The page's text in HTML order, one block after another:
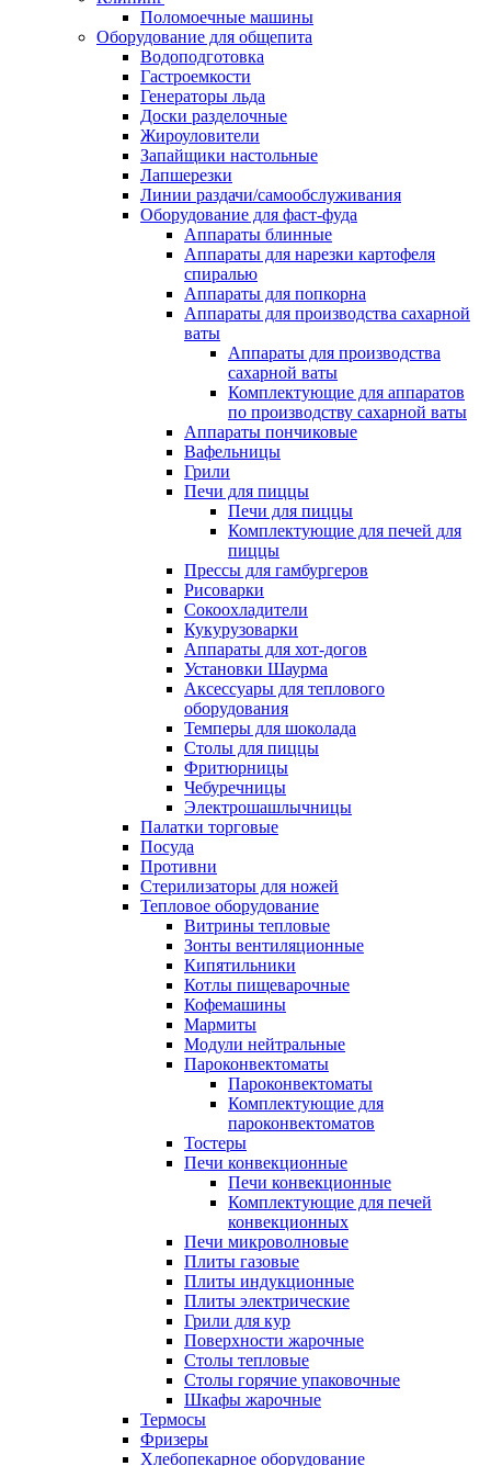
Поломоечные машины
Оборудование для общепита
Водоподготовка
Гастроемкости
Генераторы льда
Доски разделочные
Жироуловители
Запайщики настольные
Лапшерезки
Линии раздачи/самообслуживания
Оборудование для фаст-фуда
Аппараты блинные
Аппараты для нарезки картофеля
спиралью
Аппараты для попкорна
Аппараты для производства сахарной
ваты
Аппараты для производства
сахарной ваты
Комплектующие для аппаратов
по производству сахарной ваты
Аппараты пончиковые
Вафельницы
Грили
Печи для пиццы
Печи для пиццы
Комплектующие для печей для
пиццы
Прессы для гамбургеров
Рисоварки
Сокоохладители
Кукурузоварки
Аппараты для хот-догов
Установки Шаурма
Аксессуары для теплового
оборудования
Темперы для шоколада
Столы для пиццы
Фритюрницы
Чебуречницы
Электрошашлычницы
Палатки торговые
Посуда
Противни
Стерилизаторы для ножей
Тепловое оборудование
Витрины тепловые
Зонты вентиляционные
Кипятильники
Котлы пищеварочные
Кофемашины
Мармиты
Модули нейтральные
Пароконвектоматы
Пароконвектоматы
Комплектующие для
пароконвектоматов
Тостеры
Печи конвекционные
Печи конвекционные
Комплектующие для печей
конвекционных
Печи микроволновые
Плиты газовые
Плиты индукционные
Плиты электрические
Грили для кур
Поверхности жарочные
Столы тепловые
Столы горячие упаковочные
Шкафы жарочные
Термосы
Фризеры
Хлебопекарное оборудование